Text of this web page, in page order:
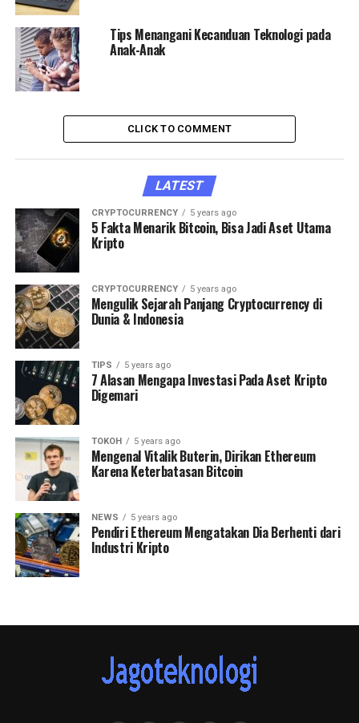
Tips Menangani Kecanduan Teknologi pada
Anak-Anak
CLICK TO COMMENT
LATEST
CRYPTOCURRENCY 5 years ago
5 Fakta Menarik Bitcoin, Bisa Jadi Aset Utama
Kripto
CRYPTOCURRENCY 5 years ago
Mengulik Sejarah Panjang Cryptocurrency di
Dunia & Indonesia
TIPS 5 years ago
7 Alasan Mengapa Investasi Pada Aset Kripto
Digemari
TOKOH 5 years ago
Mengenal Vitalik Buterin, Dirikan Ethereum
Karena Keterbatasan Bitcoin
NEWS 5 years ago
Pendiri Ethereum Mengatakan Dia Berhenti dari
Industri Kripto